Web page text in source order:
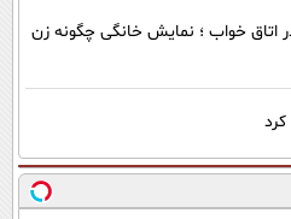
اتاق خواب ؛ نمایش خانگی چگونه زن